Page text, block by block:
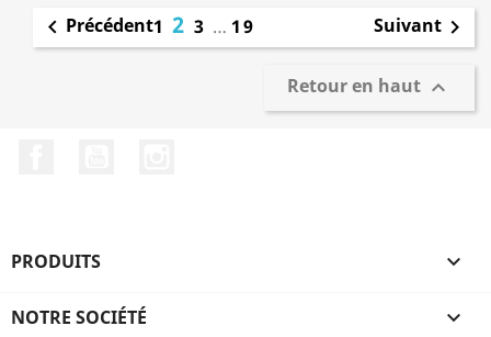
 Précédent1 2 3 … 19 Suivant 
Retour en haut 
PRODUITS 
NOTRE SOCIÉTÉ 